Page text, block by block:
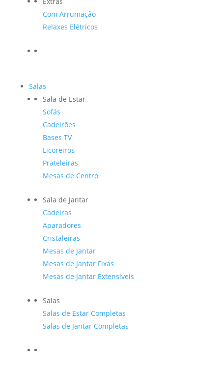
Com Arrumação
Relaxes Elétricos
Salas
Sala de Estar
Sofás
Cadeirões
Bases TV
Licoreiros
Prateleiras
Mesas de Centro
Sala de Jantar
Cadeiras
Aparadores
Cristaleiras
Mesas de Jantar
Mesas de Jantar Fixas
Mesas de Jantar Extensíveis
Salas
Salas de Estar Completas
Salas de Jantar Completas